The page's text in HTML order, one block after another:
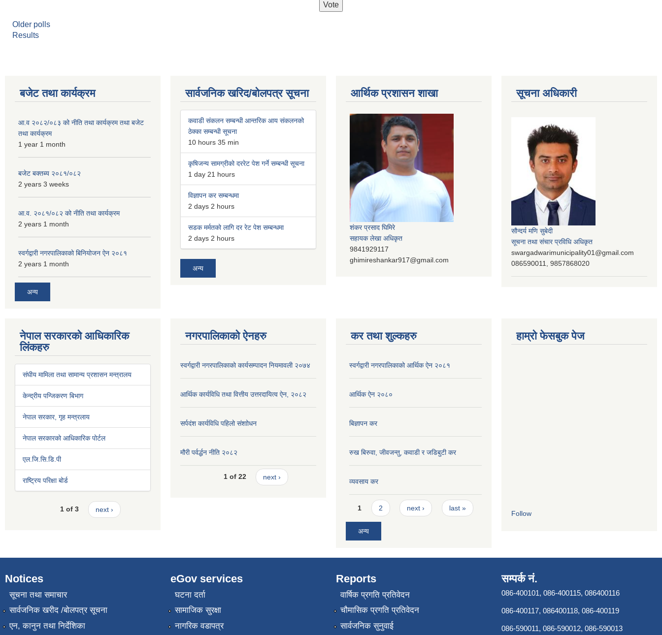
Older polls
Results
बजेट तथा कार्यक्रम
आ.व २०८२/०८३ को नीति तथा कार्यक्रम तथा बजेट
तथा कार्यक्रम
1 year 1 month
बजेट बक्तब्य २०८१/०८२
2 years 3 weeks
आ.व. २०८१/०८२ को नीति तथा कार्यक्रम
2 years 1 month
स्वर्गद्वारी नगरपालिकाको बिनियोजन ऐन २०८१
2 years 1 month
अन्य
सार्वजनिक खरिद/बोलपत्र सूचना
कवाडी संकलन सम्बन्धी आन्तरिक आय संकलनको
ठेक्का सम्बन्धी सूचना
10 hours 35 min
कृषिजन्य सामग्रीको दररेट पेश गर्ने सम्बन्धी सूचना
1 day 21 hours
विज्ञापन कर सम्बन्धमा
2 days 2 hours
सडक मर्मतको लागि दर रेट पेश सम्बन्धमा
2 days 2 hours
अन्य
आर्थिक प्रशासन शाखा
शंकर प्रसाद घिमिरे
सहायक लेखा अधिकृत
9841929117
ghimireshankar917@gmail.com
सूचना अधिकारी
सौन्दर्य मणि सुबेदी
सूचना तथा संचार प्रविधि अधिकृत
swargadwarimunicipality01@gmail.com
086590011, 9857868020
नेपाल सरकारको आधिकारिक
लिंकहरु
संघीय मामिला तथा सामान्य प्रशासन मन्त्रालय
केन्द्रीय पन्जिकरण बिभाग
नेपाल सरकार, गृह मन्त्रलाय
नेपाल सरकारको आधिकारिक पोर्टल
एल.जि.सि.डि.पी
राष्ट्रिय परिक्षा बोर्ड
1 of 3 next ›
नगरपालिकाको ऐनहरु
स्वर्गद्वारी नगरपालिकाको कार्यसम्पादन नियमावली २०७४
आर्थिक कार्यविधि तथा वित्तीय उत्तरदायित्व ऐन, २०८२
सर्पदंश कार्यविधि पहिलो संशाोधन
मौरी पर्वर्द्धन नीति २०८२
1 of 22 next ›
कर तथा शुल्कहरु
स्वर्गद्वारी नगरपालिकाको आर्थिक ऐन २०८१
आर्थिक ऐन २०८०
बिज्ञापन कर
रुख बिरुवा, जीवजन्तु, कवाडी र जडिबुटी कर
व्यवसाय कर
Pages
1 2 next › last »
अन्य
हाम्रो फेसबुक पेज
Follow
Notices
सूचना तथा समाचार
सार्वजनिक खरीद /बोलपत्र सूचना
एन, कानुन तथा निर्देशिका
eGov services
घटना दर्ता
सामाजिक सुरक्षा
नागरिक वडापत्र
Reports
वार्षिक प्रगति प्रतिवेदन
चौमासिक प्रगति प्रतिवेदन
सार्वजनिक सुनुवाई
सम्पर्क नं.
086-400101, 086-400115, 086400116
086-400117, 086400118, 086-400119
086-590011, 086-590012, 086-590013